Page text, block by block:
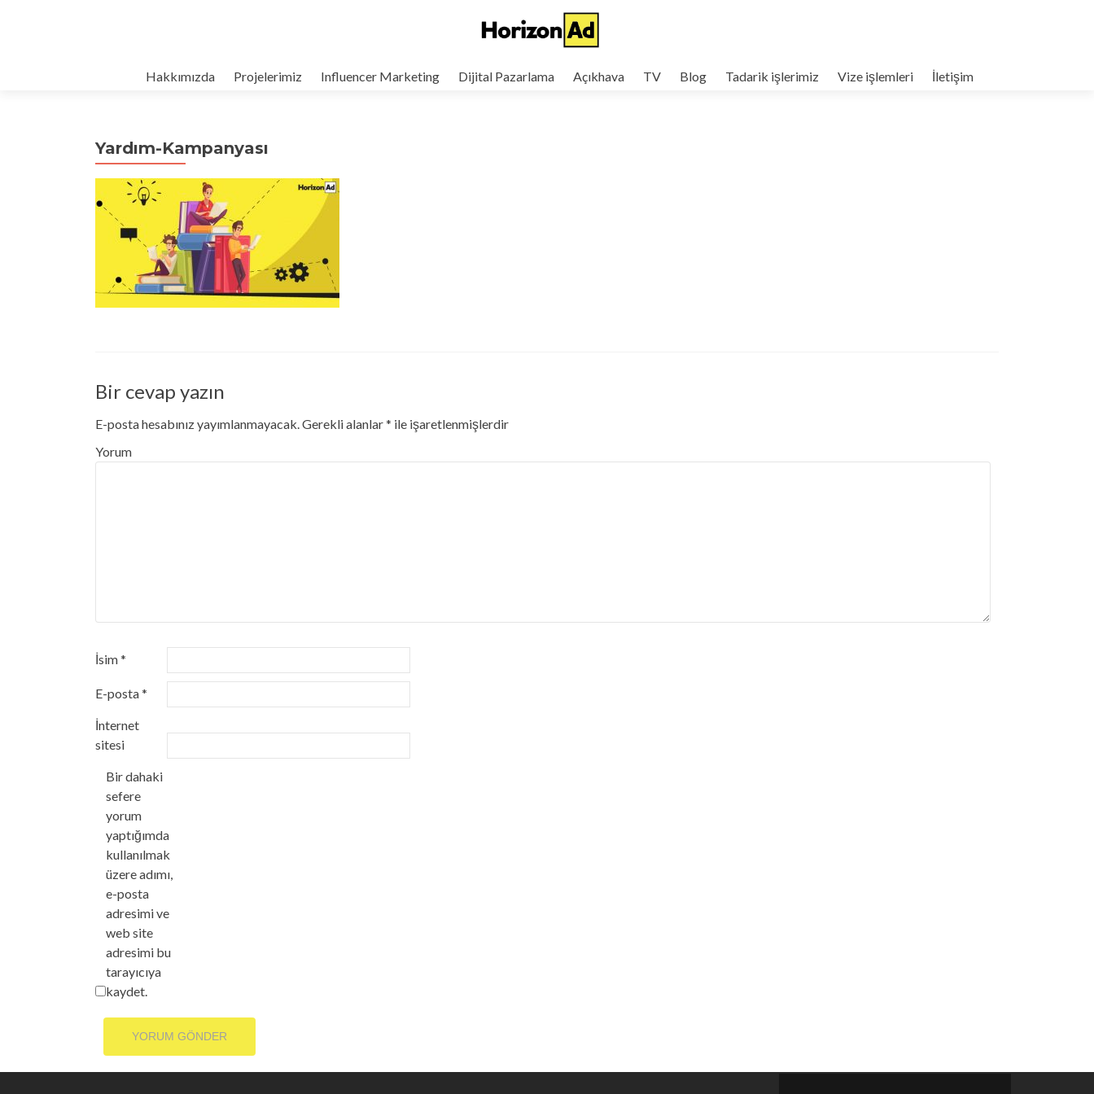
Hakkımızda Projelerimiz Influencer Marketing Dijital Pazarlama Açıkhava TV Blog Tadarik işlerimiz Vize işlemleri İletişim
Yardım-Kampanyası
Bir cevap yazın
E-posta hesabınız yayımlanmayacak.Gerekli alanlar* ile işaretlenmişlerdir
Yorum
İsim*
E-posta*
İnternet
sitesi
Bir dahaki
sefere
yorum
yaptığımda
kullanılmak
üzere adımı,
e-posta
adresimi ve
web site
adresimi bu
tarayıcıya
kaydet.